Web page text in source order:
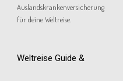
Auslandskrankenversicherung
für deine Weltreise.
Weltreise Guide &